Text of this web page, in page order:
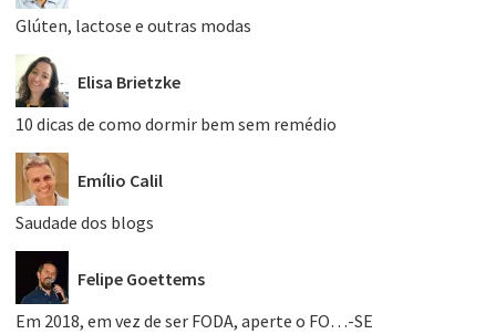
Glúten, lactose e outras modas
Elisa Brietzke
10 dicas de como dormir bem sem remédio
Emílio Calil
Saudade dos blogs
Felipe Goettems
Em 2018, em vez de ser FODA, aperte o FO…-SE